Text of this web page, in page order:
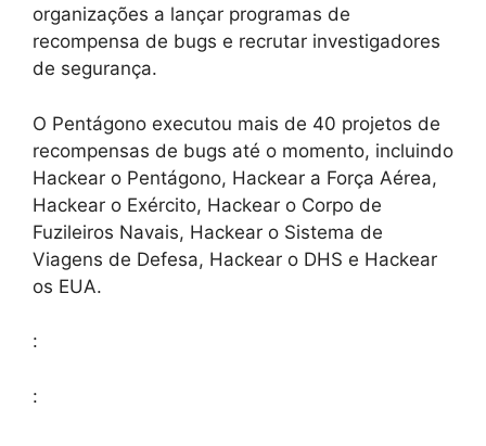
organizações a lançar programas de
recompensa de bugs e recrutar investigadores
de segurança.
O Pentágono executou mais de 40 projetos de
recompensas de bugs até o momento, incluindo
Hackear o Pentágono, Hackear a Força Aérea,
Hackear o Exército, Hackear o Corpo de
Fuzileiros Navais, Hackear o Sistema de
Viagens de Defesa, Hackear o DHS e Hackear
os EUA.
:
: